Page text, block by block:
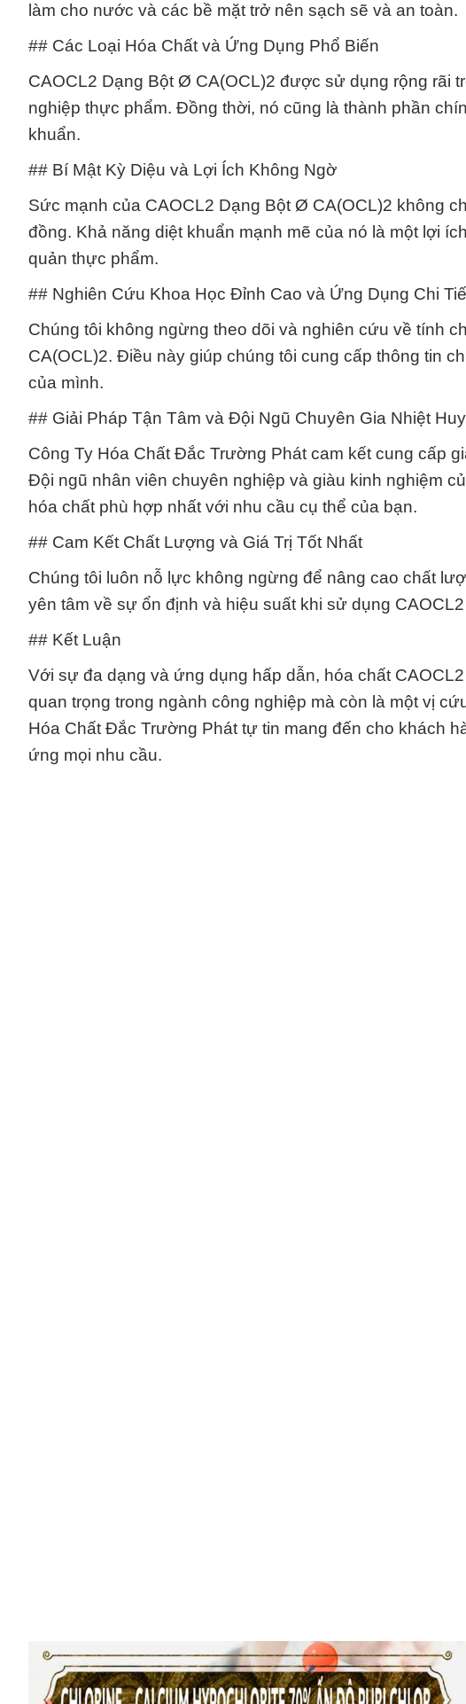
làm cho nước và các bề mặt trở nên sạch sẽ và an toàn.
## Các Loại Hóa Chất và Ứng Dụng Phổ Biến
CAOCL2 Dạng Bột Ø CA(OCL)2 được sử dụng rộng rãi
nghiệp thực phẩm. Đồng thời, nó cũng là thành phần
khuẩn.
## Bí Mật Kỳ Diệu và Lợi Ích Không Ngờ
Sức mạnh của CAOCL2 Dạng Bột Ø CA(OCL)2 không
đồng. Khả năng diệt khuẩn mạnh mẽ của nó là một lợi
quản thực phẩm.
## Nghiên Cứu Khoa Học Đỉnh Cao và Ứng Dụng Chi
Chúng tôi không ngừng theo dõi và nghiên cứu về tính
CA(OCL)2. Điều này giúp chúng tôi cung cấp thông tin
của mình.
## Giải Pháp Tận Tâm và Đội Ngũ Chuyên Gia Nhiệt
Công Ty Hóa Chất Đắc Trường Phát cam kết cung cấp
Đội ngũ nhân viên chuyên nghiệp và giàu kinh nghiệm
hóa chất phù hợp nhất với nhu cầu cụ thể của bạn.
## Cam Kết Chất Lượng và Giá Trị Tốt Nhất
Chúng tôi luôn nỗ lực không ngừng để nâng cao chất
yên tâm về sự ổn định và hiệu suất khi sử dụng
## Kết Luận
Với sự đa dạng và ứng dụng hấp dẫn, hóa chất
quan trọng trong ngành công nghiệp mà còn là một vị
Hóa Chất Đắc Trường Phát tự tin mang đến cho khách
ứng mọi nhu cầu.